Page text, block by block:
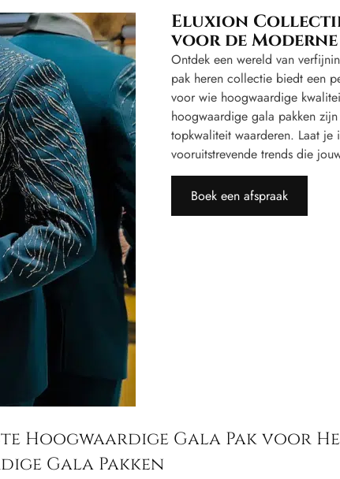
Eluxion
voor de
Ontdek een wereld van
pak heren collectie biedt een
voor wie hoogwaardige
hoogwaardige gala pakken
topkwaliteit waarderen. Laat je
vooruitstrevende trends die
Boek een afspraak
Hoogwaardige Gala Pak voor
Gala Pakken